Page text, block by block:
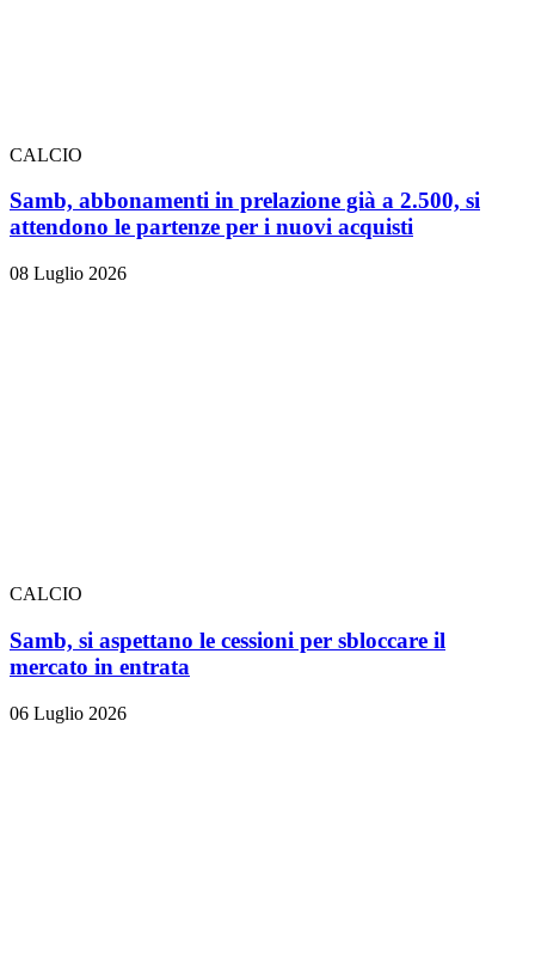
CALCIO
Samb, abbonamenti in prelazione già a 2.500, si
attendono le partenze per i nuovi acquisti
08 Luglio 2026
CALCIO
Samb, si aspettano le cessioni per sbloccare il
mercato in entrata
06 Luglio 2026